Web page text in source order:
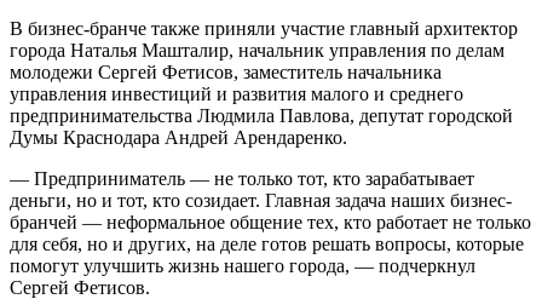
В бизнес-бранче также приняли участие главный архитектор
города Наталья Машталир, начальник управления по делам
молодежи Сергей Фетисов, заместитель начальника
управления инвестиций и развития малого и среднего
предпринимательства Людмила Павлова, депутат городской
Думы Краснодара Андрей Арендаренко.
— Предприниматель — не только тот, кто зарабатывает
деньги, но и тот, кто созидает. Главная задача наших бизнес-
бранчей — неформальное общение тех, кто работает не только
для себя, но и других, на деле готов решать вопросы, которые
помогут улучшить жизнь нашего города, — подчеркнул
Сергей Фетисов.